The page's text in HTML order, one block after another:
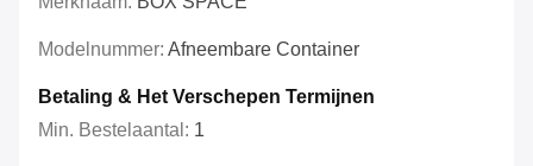
Modelnummer: Afneembare Container
Betaling & Het Verschepen Termijnen
Min. Bestelaantal: 1